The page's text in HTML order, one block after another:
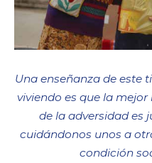
Una enseñanza de este
viviendo es que la
de la adversidad es
cuidándonos unos a
condición